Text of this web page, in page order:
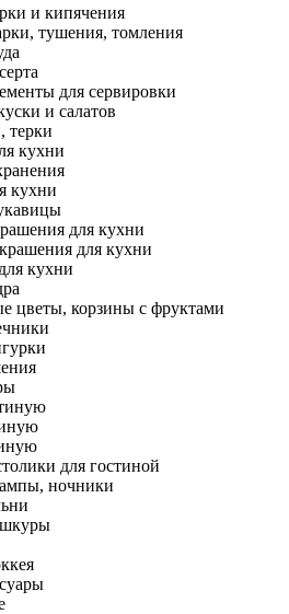
и кипячения
тушения, томления
для сервировки
и салатов
терки
кухни
кухни
для кухни
для кухни
кухни
цветы, корзины с фруктами
для гостиной
ночники